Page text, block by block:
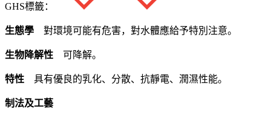
GHS標籤：
生態學 對環境可能有危害，對水體應給予特別注意。
生物降解性 可降解。
特性 具有優良的乳化、分散、抗靜電、潤濕性能。
制法及工藝